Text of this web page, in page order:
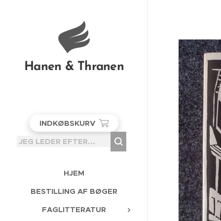
Hanen & Thranen
INDKØBSKURV
HJEM
BESTILLING AF BØGER
FAGLITTERATUR